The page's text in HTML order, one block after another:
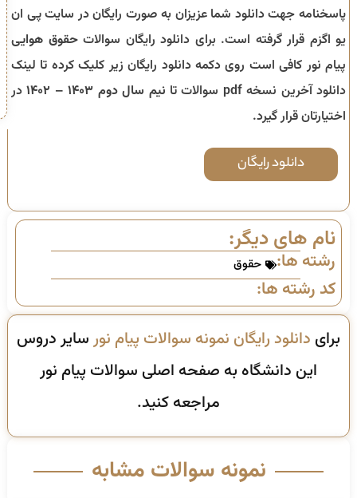
پاسخنامه جهت دانلود شما عزیزان به صورت رایگان در سایت پی ان
یو اگزم قرار گرفته است. برای دانلود رایگان سوالاتحقوق هوایی
پیام نور کافی است روی دکمه دانلود رایگان زیر کلیک کرده تا لینک
دانلود آخرین نسخه pdf سوالات تا
نیم سال دوم ۱۴۰۳ – ۱۴۰۲
در
اختیارتان قرار گیرد.
دانلود رایگان
نام های دیگر:
رشته ها: حقوق
کد رشته ها:
برای دانلود رایگان نمونه سوالات پیام نورسایر دروس
این دانشگاه به صفحه اصلی سوالات پیام نور
مراجعه کنید.
نمونه سوالات مشابه